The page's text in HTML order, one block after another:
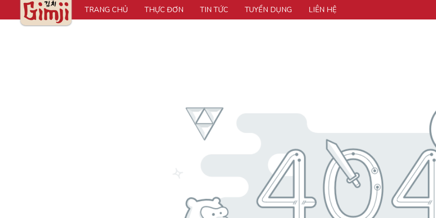
TRANG CHỦ THỰC ĐƠN TIN TỨC TUYỂN DỤNG LIÊN HỆ